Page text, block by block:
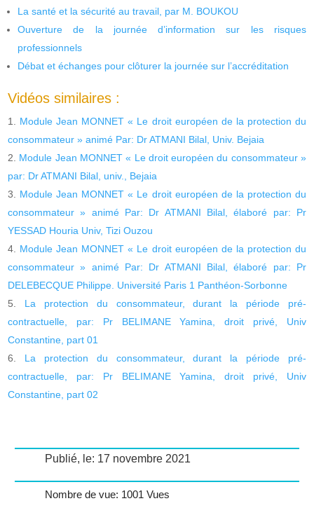
La santé et la sécurité au travail, par M. BOUKOU
Ouverture de la journée d’information sur les risques
professionnels
Débat et échanges pour clôturer la journée sur l’accréditation
Vidéos similaires :
Module Jean MONNET « Le droit européen de la protection du
consommateur » animé Par: Dr ATMANI Bilal, Univ. Bejaia
Module Jean MONNET « Le droit européen du consommateur »
par: Dr ATMANI Bilal, univ., Bejaia
Module Jean MONNET « Le droit européen de la protection du
consommateur » animé Par: Dr ATMANI Bilal, élaboré par: Pr
YESSAD Houria Univ, Tizi Ouzou
Module Jean MONNET « Le droit européen de la protection du
consommateur » animé Par: Dr ATMANI Bilal, élaboré par: Pr
DELEBECQUE Philippe. Université Paris 1 Panthéon-Sorbonne
La protection du consommateur, durant la période pré-
contractuelle, par: Pr BELIMANE Yamina, droit privé, Univ
Constantine, part 01
La protection du consommateur, durant la période pré-
contractuelle, par: Pr BELIMANE Yamina, droit privé, Univ
Constantine, part 02
Publié, le: 17 novembre 2021
Nombre de vue: 1001 Vues